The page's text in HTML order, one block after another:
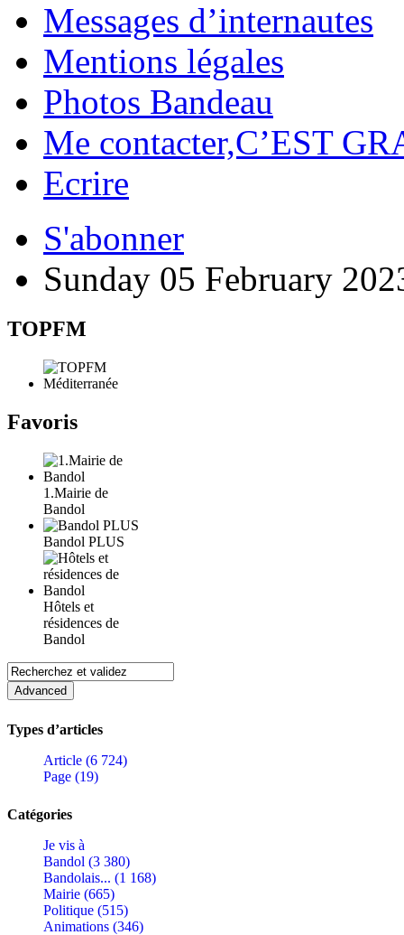
Messages d’internautes
Mentions légales
Photos Bandeau
Me contacter,C’EST
Ecrire
S'abonner
Sunday 05 February
TOPFM
Favoris
1.Mairie de
Bandol
Bandol PLUS
Hôtels et
résidences de
Bandol
Types d’articles
Article (6 724)
Page (19)
Catégories
Je vis à
Bandol (3 380)
Bandolais... (1 168)
Mairie (665)
Politique (515)
Animations (346)